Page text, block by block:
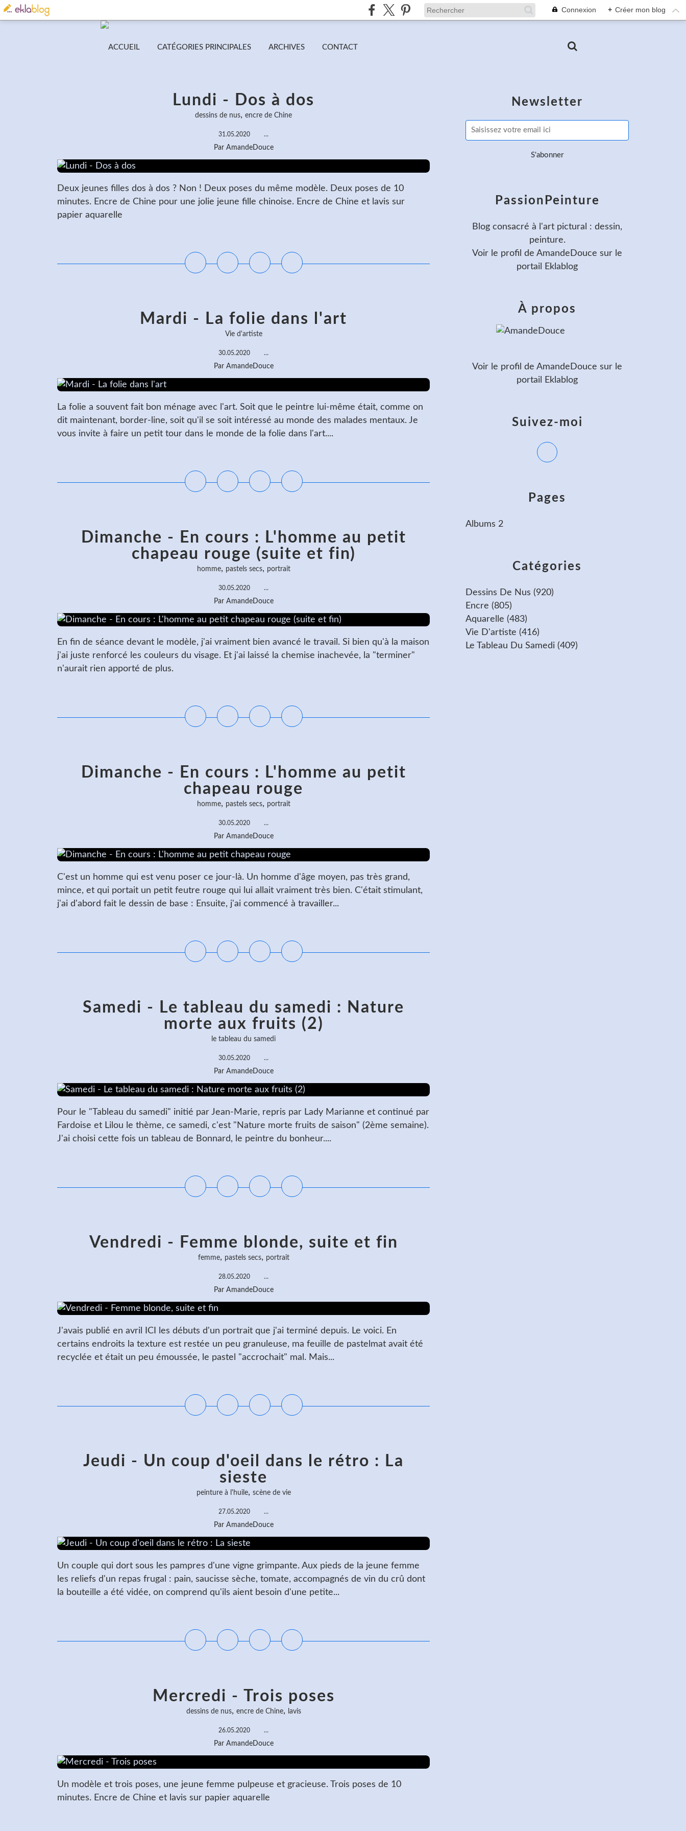
Connexion + Créer mon blog
ACCUEIL CATÉGORIES PRINCIPALES ARCHIVES CONTACT
Lundi - Dos à dos
dessins de nus, encre de Chine
31.05.2020 …
Par AmandeDouce
Deux jeunes filles dos à dos ? Non ! Deux poses du même modèle. Deux poses de 10
minutes. Encre de Chine pour une jolie jeune fille chinoise. Encre de Chine et lavis sur
papier aquarelle
Mardi - La folie dans l'art
Vie d'artiste
30.05.2020 …
Par AmandeDouce
La folie a souvent fait bon ménage avec l'art. Soit que le peintre lui-même était, comme on
dit maintenant, border-line, soit qu'il se soit intéressé au monde des malades mentaux. Je
vous invite à faire un petit tour dans le monde de la folie dans l'art....
Dimanche - En cours : L'homme au petit
chapeau rouge (suite et fin)
homme, pastels secs, portrait
30.05.2020 …
Par AmandeDouce
En fin de séance devant le modèle, j'ai vraiment bien avancé le travail. Si bien qu'à la maison
j'ai juste renforcé les couleurs du visage. Et j'ai laissé la chemise inachevée, la "terminer"
n'aurait rien apporté de plus.
Dimanche - En cours : L'homme au petit
chapeau rouge
homme, pastels secs, portrait
30.05.2020 …
Par AmandeDouce
C'est un homme qui est venu poser ce jour-là. Un homme d'âge moyen, pas très grand,
mince, et qui portait un petit feutre rouge qui lui allait vraiment très bien. C'était stimulant,
j'ai d'abord fait le dessin de base : Ensuite, j'ai commencé à travailler...
Samedi - Le tableau du samedi : Nature
morte aux fruits (2)
le tableau du samedi
30.05.2020 …
Par AmandeDouce
Pour le "Tableau du samedi" initié par Jean-Marie, repris par Lady Marianne et continué par
Fardoise et Lilou le thème, ce samedi, c'est "Nature morte fruits de saison" (2ème semaine).
J'ai choisi cette fois un tableau de Bonnard, le peintre du bonheur....
Vendredi - Femme blonde, suite et fin
femme, pastels secs, portrait
28.05.2020 …
Par AmandeDouce
J'avais publié en avril ICI les débuts d'un portrait que j'ai terminé depuis. Le voici. En
certains endroits la texture est restée un peu granuleuse, ma feuille de pastelmat avait été
recyclée et était un peu émoussée, le pastel "accrochait" mal. Mais...
Jeudi - Un coup d'oeil dans le rétro : La
sieste
peinture à l'huile, scène de vie
27.05.2020 …
Par AmandeDouce
Un couple qui dort sous les pampres d'une vigne grimpante. Aux pieds de la jeune femme
les reliefs d'un repas frugal : pain, saucisse sèche, tomate, accompagnés de vin du crû dont
la bouteille a été vidée, on comprend qu'ils aient besoin d'une petite...
Mercredi - Trois poses
dessins de nus, encre de Chine, lavis
26.05.2020 …
Par AmandeDouce
Un modèle et trois poses, une jeune femme pulpeuse et gracieuse. Trois poses de 10
minutes. Encre de Chine et lavis sur papier aquarelle
Newsletter
Catégories
Dessins De Nus (920)
Encre (805)
Aquarelle (483)
Vie D'artiste (416)
Le Tableau Du Samedi (409)
Pages
Albums 2
PassionPeinture
Blog consacré à l'art pictural : dessin,
peinture.
Voir le profil de AmandeDouce sur le
portail Eklablog
Suivez-moi
À propos
Voir le profil de AmandeDouce sur le
portail Eklablog